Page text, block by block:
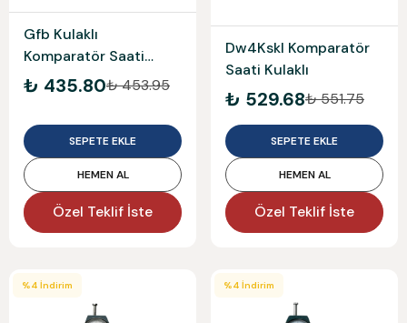
Gfb Kulaklı
Komparatör Saati
1300 Gfb1300
₺ 435.80₺ 453.95
SEPETE EKLE
HEMEN AL
Özel Teklif İste
Dw4Kskl Komparatör
Saati Kulaklı
₺ 529.68₺ 551.75
SEPETE EKLE
HEMEN AL
Özel Teklif İste
%4 İndirim %4 İndirim